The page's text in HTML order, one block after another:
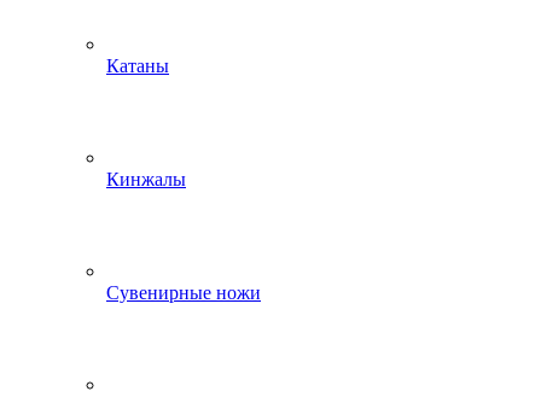
Катаны
Кинжалы
Сувенирные ножи